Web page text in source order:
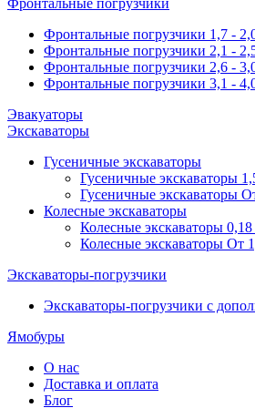
Фронтальные погрузчики
Фронтальные погрузчики 1,7 -
Фронтальные погрузчики 2,1 -
Фронтальные погрузчики 2,6 -
Фронтальные погрузчики 3,1 -
Эвакуаторы
Экскаваторы
Гусеничные экскаваторы
Гусеничные экскаваторы
Гусеничные экскаваторы
Колесные экскаваторы
Колесные экскаваторы
Колесные экскаваторы От
Экскаваторы-погрузчики
Экскаваторы-погрузчики с
Ямобуры
О нас
Доставка и оплата
Блог